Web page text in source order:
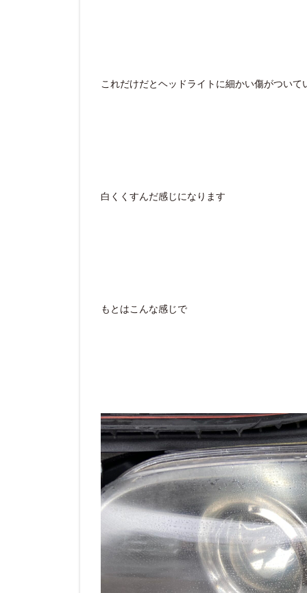
これだけだとヘッドライトに細かい傷がついて
白くくすんだ感じになります
もとはこんな感じで